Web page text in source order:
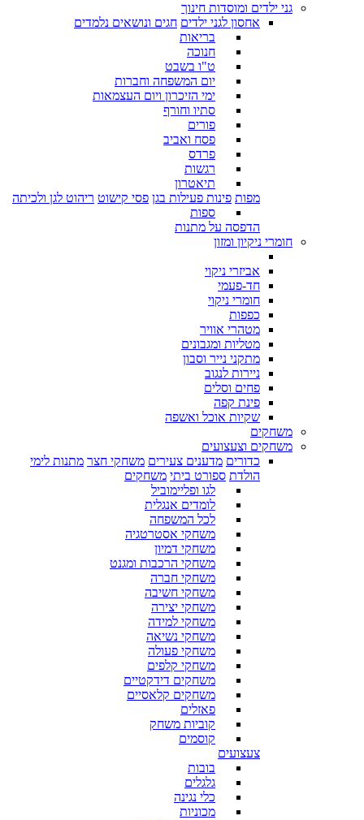
גני ילדים ומוסדות חינוך
אחסון לגני ילדים חגים ונושאים נלמדים
בריאות
חנוכה
ט"ו בשבט
יום המשפחה וחברות
ימי הזיכרון ויום העצמאות
סתיו וחורף
פורים
פסח ואביב
פרדס
רגשות
תיאטרון
מפות פינות פעילות בגן פסי קישוט ריהוט לגן ולכיתה
ספות
הדפסה על מתנות
חומרי ניקיון ומזון
אביזרי ניקוי
חד-פעמי
חומרי ניקוי
כפפות
מטהרי אוויר
מטליות ומגבונים
מתקני נייר וסבון
ניירות לנגוב
פחים וסלים
פינת קפה
שקיות אוכל ואשפה
משחקים
משחקים וצעצועים
כדורים מדענים צעירים משחקי חצר מתנות לימי
הולדת ספורט ביתי משחקים
לגו ופליימוביל
לומדים אנגלית
לכל המשפחה
משחקי אסטרטגיה
משחקי דמיון
משחקי הרכבות ומגנט
משחקי חברה
משחקי חשיבה
משחקי יצירה
משחקי למידה
משחקי נשיאה
משחקי פעולה
משחקי קלפים
משחקים דידקטיים
משחקים קלאסיים
פאזלים
קוביות משחק
קוסמים
צעצועים
בובות
גלגלים
כלי נגינה
מכוניות